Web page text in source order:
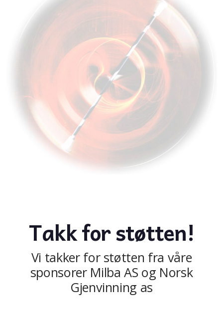
Takk for støtten!
Vi takker for støtten fra våre
sponsorer Milba AS og Norsk
Gjenvinning as